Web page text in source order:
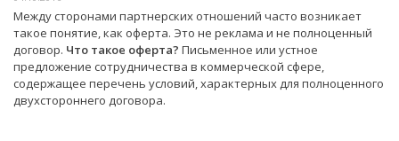
Между сторонами партнерских отношений часто возникает
такое понятие, как оферта. Это не реклама и не полноценный
договор. Что такое оферта? Письменное или устное
предложение сотрудничества в коммерческой сфере,
содержащее перечень условий, характерных для полноценного
двухстороннего договора.